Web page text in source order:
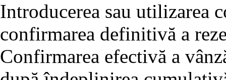
Introducerea sau utilizarea
confirmarea definitivă a
Confirmarea efectivă a